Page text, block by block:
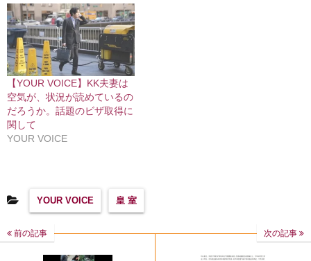
【YOUR VOICE】KK夫妻は
空気が、状況が読めているの
だろうか。話題のビザ取得に
関して
YOUR VOICE
YOUR VOICE 皇 室
前の記事 次の記事